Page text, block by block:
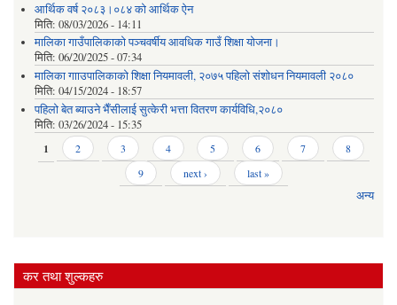
आर्थिक वर्ष २०८३।०८४ को आर्थिक ऐन
मिति: 08/03/2026 - 14:11
मालिका गाउँपालिकाको पञ्चवर्षीय आवधिक गाउँ शिक्षा योजना।
मिति: 06/20/2025 - 07:34
मालिका गााउपालिकाको शिक्षा नियमावली, २०७५ पहिलो संशोधन नियमावली २०८०
मिति: 04/15/2024 - 18:57
पहिलो बेत ब्याउने भैँसीलाई सुत्केरी भत्ता वितरण कार्यविधि,२०८०
मिति: 03/26/2024 - 15:35
Pages
1 2 3 4 5 6 7
8
9
next › last »
अन्य
कर तथा शुल्कहरु